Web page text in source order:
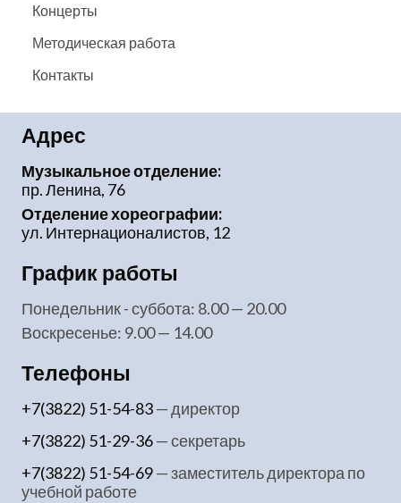
Концерты
Методическая работа
Контакты
Адрес
Музыкальное отделение:
пр. Ленина, 76
Отделение хореографии:
ул. Интернационалистов, 12
График работы
понедельник - суббота: 8.00 — 20.00
воскресенье: 9.00 — 14.00
Телефоны
+7(3822) 51-54-83— директор
+7(3822) 51-29-36— секретарь
+7(3822) 51-54-69— заместитель директора по
учебной работе